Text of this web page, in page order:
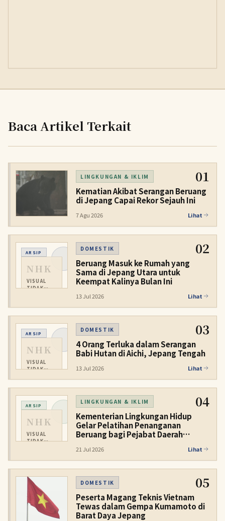
Baca Artikel Terkait
LINGKUNGAN & IKLIM 01
Kematian Akibat Serangan Beruang
di Jepang Capai Rekor Sejauh Ini
7 Agu 2026 Lihat
ARSIP
NHK
VISUAL
TIDAK
DOMESTIK 02
Beruang Masuk ke Rumah yang
Sama di Jepang Utara untuk
Keempat Kalinya Bulan Ini
13 Jul 2026 Lihat
ARSIP
NHK
VISUAL
TIDAK
DOMESTIK 03
4 Orang Terluka dalam Serangan
Babi Hutan di Aichi, Jepang Tengah
13 Jul 2026 Lihat
ARSIP
NHK
VISUAL
TIDAK
LINGKUNGAN & IKLIM 04
Kementerian Lingkungan Hidup
Gelar Pelatihan Penanganan
Beruang bagi Pejabat Daerah
21 Jul 2026 Lihat
DOMESTIK 05
Peserta Magang Teknis Vietnam
Tewas dalam Gempa Kumamoto di
Barat Daya Jepang